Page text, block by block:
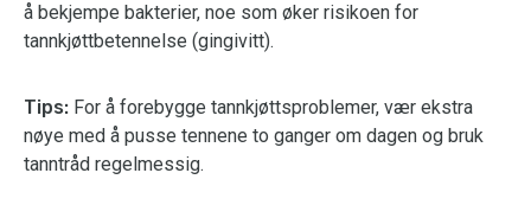
å bekjempe bakterier, noe som øker risikoen for
tannkjøttbetennelse (gingivitt).
Tips: For å forebygge tannkjøttsproblemer, vær ekstra
nøye med å pusse tennene to ganger om dagen og bruk
tanntråd regelmessig.